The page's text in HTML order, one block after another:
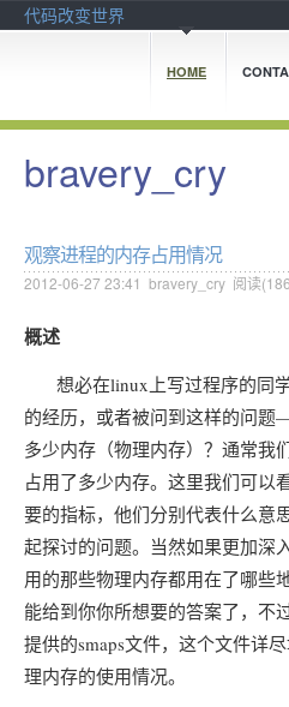
代码改变世界
HOME
bravery_cry
观察进程的内存占用情况
2012-06-27 23:41 bravery_cry 阅读(
概述
想必在linux上写过程序的同
的经历，或者被问到这样的问
多少内存（物理内存）？通常我
占用了多少内存。这里我们可以
要的指标，他们分别代表什么意
起探讨的问题。当然如果更加深
用的那些物理内存都用在了哪些
能给到你你所想要的答案了，不
提供的smaps文件，这个文件详
理内存的使用情况。